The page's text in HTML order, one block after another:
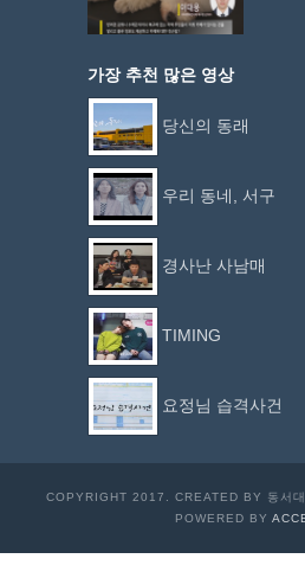
가장 추천 많은 영상
당신의 동래
우리 동네, 서구
경사난 사남매
TIMING
요정님 습격사건
COPYRIGHT 2017. CREATED BY 동서대
POWERED BY